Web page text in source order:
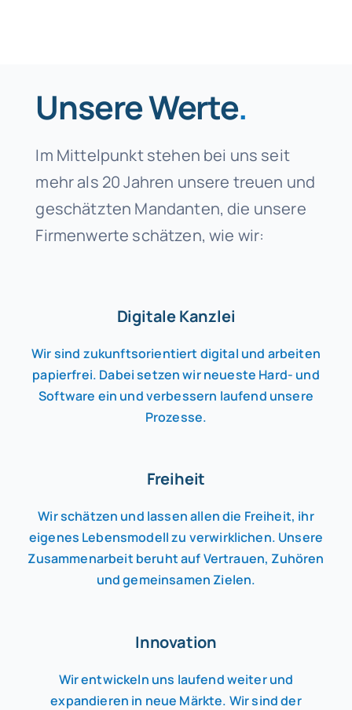
Unsere Werte.
Im Mittelpunkt stehen bei uns seit
mehr als 20 Jahren unsere treuen und
geschätzten Mandanten, die unsere
Firmenwerte schätzen, wie wir:
Digitale Kanzlei
Wir sind zukunftsorientiert digital und arbeiten
papierfrei. Dabei setzen wir neueste Hard- und
Software ein und verbessern laufend unsere
Prozesse.
Freiheit
Wir schätzen und lassen allen die Freiheit, ihr
eigenes Lebensmodell zu verwirklichen. Unsere
Zusammenarbeit beruht auf Vertrauen, Zuhören
und gemeinsamen Zielen.
Innovation
Wir entwickeln uns laufend weiter und
expandieren in neue Märkte. Wir sind der